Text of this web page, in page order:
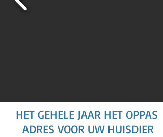
HET GEHELE JAAR HET OPPAS
ADRES VOOR UW HUISDIER